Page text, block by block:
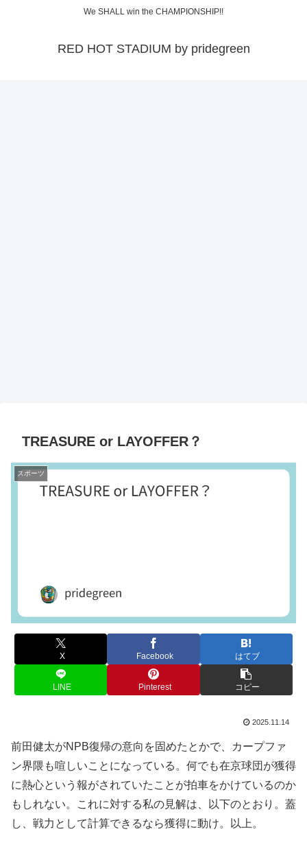
We SHALL win the CHAMPIONSHIP!!
RED HOT STADIUM by pridegreen
TREASURE or LAYOFFER？
スポーツ
X Facebook はてブ
LINE Pinterest コピー
2025.11.14
前田健太がNPB復帰の意向を固めたとかで、カープファ
ン界隈も喧しいことになっている。何でも在京球団が獲得
に熱心という報がされていたことが拍車をかけているのか
もしれない。これに対する私の見解は、以下のとおり。蓋
し、戦力として計算できるなら獲得に動け。以上。